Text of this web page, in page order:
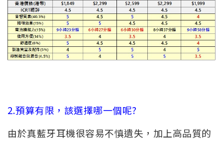
2.預算有限，該選擇哪一個呢?
由於真藍牙耳機很容易不慎遺失，加上高品質的